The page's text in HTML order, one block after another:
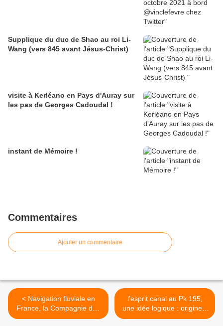
Supplique du duc de Shao au roi Li-
Wang (vers 845 avant Jésus-Christ)
visite à Kerléano en Pays d'Auray sur
les pas de Georges Cadoudal !
instant de Mémoire !
Commentaires
Ajouter un commentaire
< Navigation fluviale en
France, la Compagnie des
quatre canaux, une histoire
l'esprit canal au Pk 195,
une idée logique : origines,
explications,